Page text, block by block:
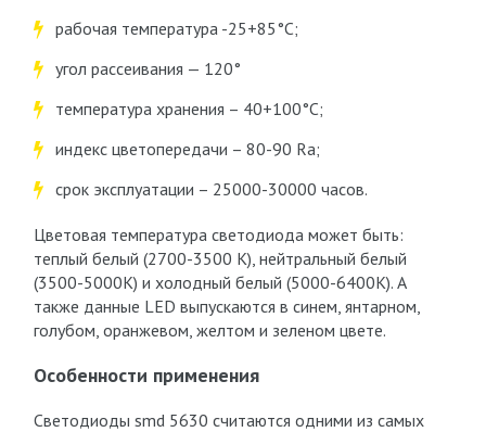
рабочая температура -25+85°С;
угол рассеивания — 120°
температура хранения – 40+100°С;
индекс цветопередачи – 80-90 Ra;
срок эксплуатации – 25000-30000 часов.
Цветовая температура светодиода может быть:
теплый белый (2700-3500 К), нейтральный белый
(3500-5000К) и холодный белый (5000-6400К). А
также данные LED выпускаются в синем, янтарном,
голубом, оранжевом, желтом и зеленом цвете.
Особенности применения
Светодиоды smd 5630 считаются одними из самых